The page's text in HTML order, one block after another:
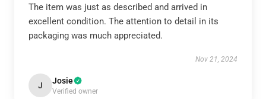
The item was just as described and arrived in
excellent condition. The attention to detail in its
packaging was much appreciated.
Nov 21, 2024
J Josie
Verified owner